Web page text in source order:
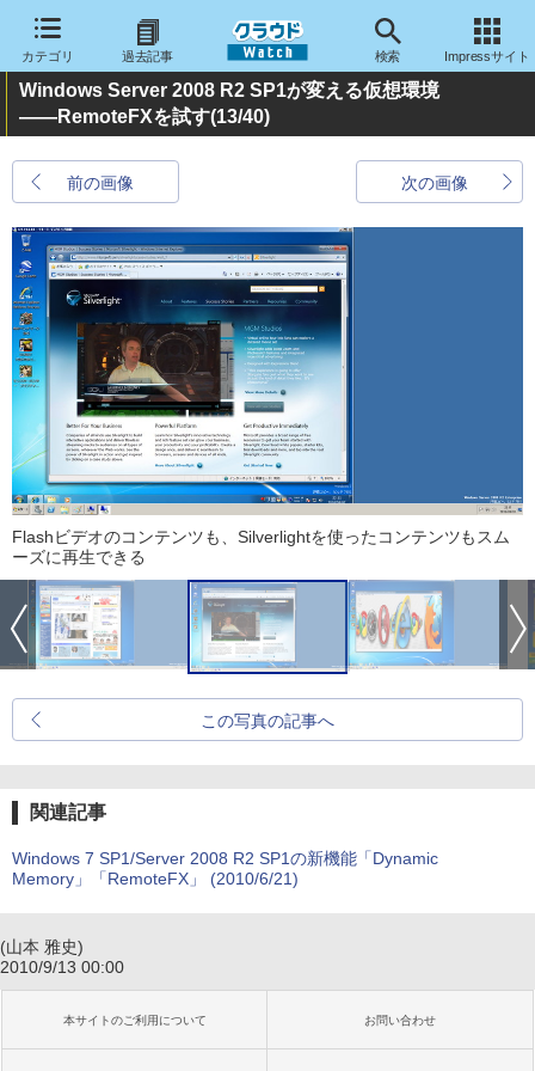
カテゴリ 過去記事 検索 Impressサイト
Windows Server 2008 R2 SP1が変える仮想環境
――RemoteFXを試す(13/40)
前の画像 次の画像
Flashビデオのコンテンツも、Silverlightを使ったコンテンツもスム
ーズに再生できる
この写真の記事へ
関連記事
Windows 7 SP1/Server 2008 R2 SP1の新機能「Dynamic
Memory」「RemoteFX」 (2010/6/21)
(山本 雅史)
2010/9/13 00:00
本サイトのご利用について お問い合わせ